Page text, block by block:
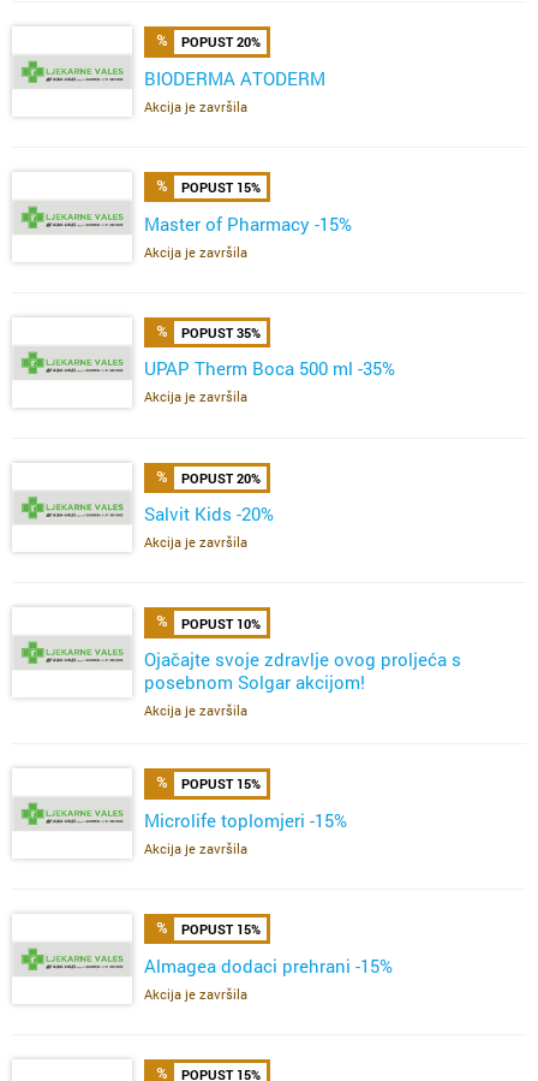
POPUST 20%
BIODERMA ATODERM
Akcija je završila
POPUST 15%
Master of Pharmacy -15%
Akcija je završila
POPUST 35%
UPAP Therm Boca 500 ml -35%
Akcija je završila
POPUST 20%
Salvit Kids -20%
Akcija je završila
POPUST 10%
Ojačajte svoje zdravlje ovog proljeća s
posebnom Solgar akcijom!
Akcija je završila
POPUST 15%
Microlife toplomjeri -15%
Akcija je završila
POPUST 15%
Almagea dodaci prehrani -15%
Akcija je završila
POPUST 15%